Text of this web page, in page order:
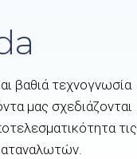
βαθιά τεχνογνωσία
μας σχεδιάζονται
τις